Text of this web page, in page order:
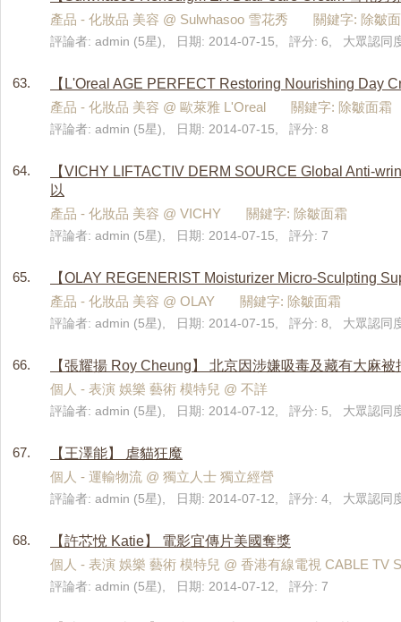
產品 - 化妝品 美容 @ Sulwhasoo 雪花秀 關鍵字: 除皺
評論者: admin (5星), 日期: 2014-07-15, 評分: 6, 大眾認同
63.
【L'Oreal AGE PERFECT Restoring Nourishing Day
產品 - 化妝品 美容 @ 歐萊雅 L'Oreal 關鍵字: 除皺面霜
評論者: admin (5星), 日期: 2014-07-15, 評分: 8
64.
【VICHY LIFTACTIV DERM SOURCE Global Anti-
以
產品 - 化妝品 美容 @ VICHY 關鍵字: 除皺面霜
評論者: admin (5星), 日期: 2014-07-15, 評分: 7
65.
【OLAY REGENERIST Moisturizer Micro-Sculpting
產品 - 化妝品 美容 @ OLAY 關鍵字: 除皺面霜
評論者: admin (5星), 日期: 2014-07-15, 評分: 8, 大眾認同
66.
【張耀揚 Roy Cheung】 北京因涉嫌吸毒及藏有大麻被
個人 - 表演 娛樂 藝術 模特兒 @ 不詳
評論者: admin (5星), 日期: 2014-07-12, 評分: 5, 大眾認同
67.
【王澤能】 虐貓狂魔
個人 - 運輸物流 @ 獨立人士 獨立經營
評論者: admin (5星), 日期: 2014-07-12, 評分: 4, 大眾認同
68.
【許芯悅 Katie】 電影宜傳片美國奪獎
個人 - 表演 娛樂 藝術 模特兒 @ 香港有線電視 CABLE TV
評論者: admin (5星), 日期: 2014-07-12, 評分: 7